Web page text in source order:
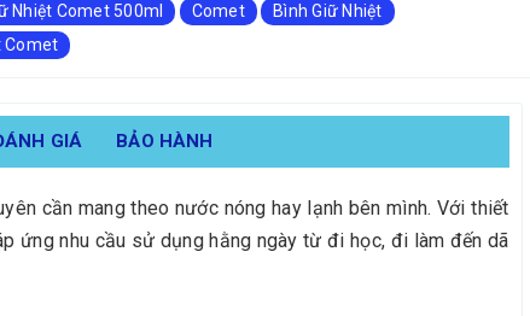
Nhiệt Comet 500ml Comet
Bình Giữ Nhiệt
Comet
GIÁ BẢO HÀNH
cần mang theo nước nóng hay lạnh bên mình. Với thiết
ứng nhu cầu sử dụng hằng ngày từ đi học, đi làm đến dã